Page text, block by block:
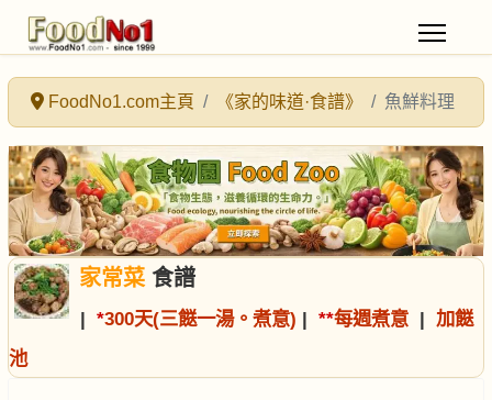
FoodNo1.com主頁 《家的味道·食譜》 魚鮮料理
家常菜食譜
| *300天(三餸一湯。煮意) | **每週煮意 | 加餸
池